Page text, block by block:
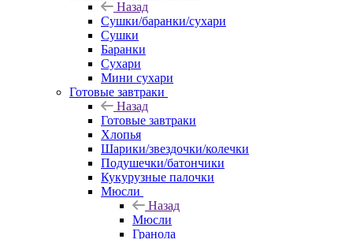
Назад
Сушки/баранки/сухари
Сушки
Баранки
Сухари
Мини сухари
Готовые завтраки
Назад
Готовые завтраки
Хлопья
Шарики/звездочки/колечки
Подушечки/батончики
Кукурузные палочки
Мюсли
Назад
Мюсли
Гранола